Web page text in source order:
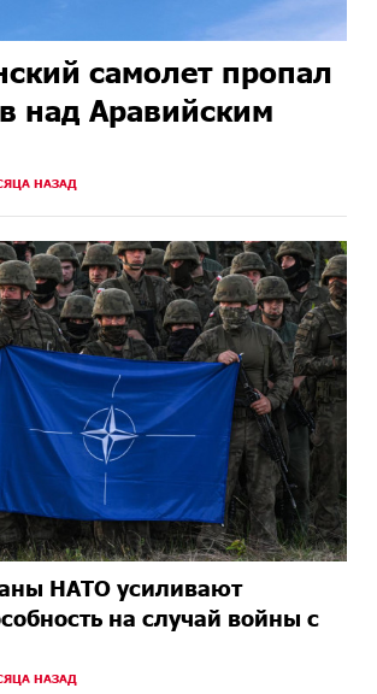
самолет пропал
над Аравийским
НАЗАД
НАТО усиливают
на случай войны с
НАЗАД